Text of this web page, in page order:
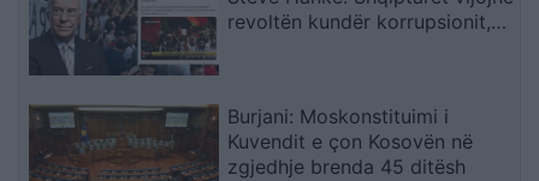
revoltën kundër korrupsionit,
Burjani: Moskonstituimi i
Kuvendit e çon Kosovën në
zgjedhje brenda 45 ditësh